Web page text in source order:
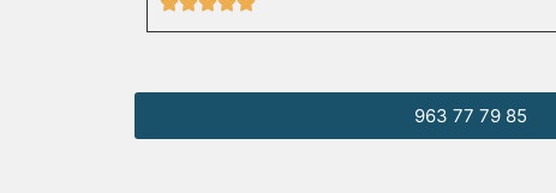
963 77 79 85